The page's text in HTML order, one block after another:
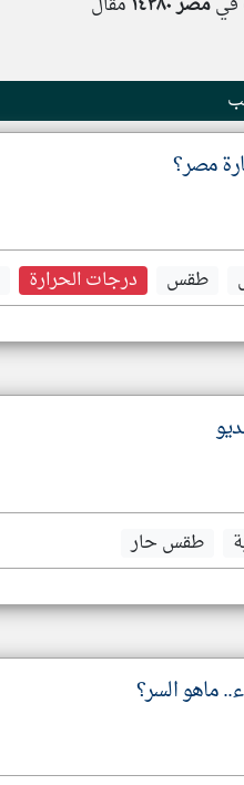
مصر؟
طقس درجات الحرارة
طقس حار
ماهو السر؟